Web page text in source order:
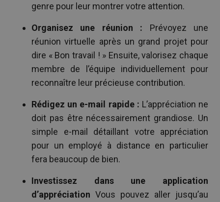
genre pour leur montrer votre attention.
Organisez une réunion : Prévoyez une
réunion virtuelle après un grand projet pour
dire « Bon travail ! » Ensuite, valorisez chaque
membre de l’équipe individuellement pour
reconnaître leur précieuse contribution.
Rédigez un e-mail rapide : L’appréciation ne
doit pas être nécessairement grandiose. Un
simple e-mail détaillant votre appréciation
pour un employé à distance en particulier
fera beaucoup de bien.
Investissez dans une application
d’appréciation Vous pouvez aller jusqu’au